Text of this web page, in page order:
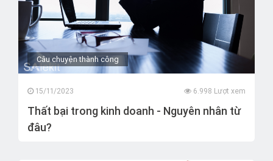
Câu chuyện thành công
15/11/2023 6.998 Lượt xem
Thất bại trong kinh doanh - Nguyên nhân từ
đâu?